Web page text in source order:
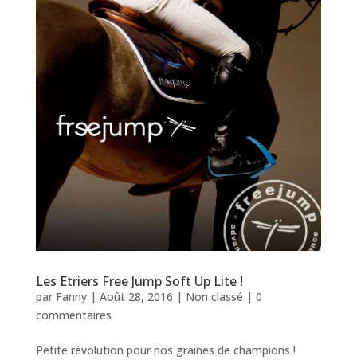
Les Etriers Free Jump Soft Up Lite !
par Fanny| Août 28, 2016 | Non classé | 0
commentaires
Petite révolution pour nos graines de champions !